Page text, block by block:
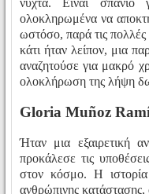
νύχτα. Είναι σπάνιο
ολοκληρωμένα να
ωστόσο, παρά τις πολλές
κάτι ήταν λείπον, μια
αναζητούσε για μακρό
ολοκλήρωση της λήψη
Gloria Muñoz
Ήταν μια εξαιρετική
προκάλεσε τις
στον κόσμο. Η ιστορία
ανθρώπινης